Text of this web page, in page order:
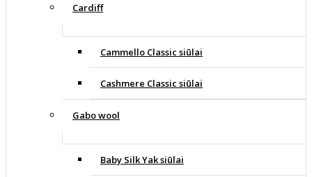
Cardiff
Cammello Classic siūlai
Cashmere Classic siūlai
Gabo wool
Baby Silk Yak siūlai